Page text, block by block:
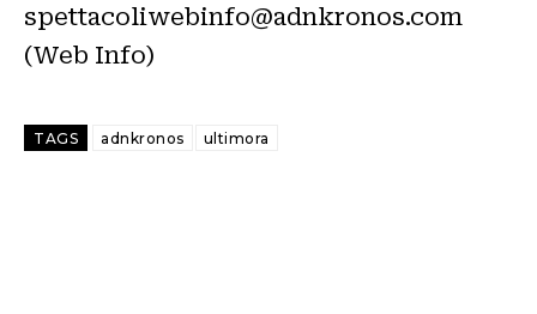
spettacoliwebinfo@adnkronos.com
(Web Info)
TAGS adnkronos ultimora